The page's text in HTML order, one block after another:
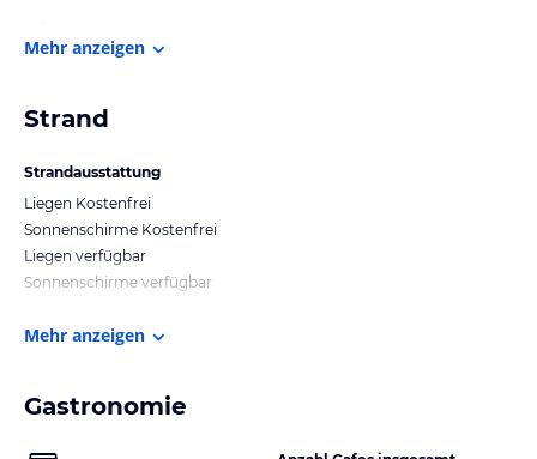
Mehr anzeigen
Strand
Strandausstattung
Liegen Kostenfrei
Sonnenschirme Kostenfrei
Liegen verfügbar
Sonnenschirme verfügbar
Mehr anzeigen
Gastronomie